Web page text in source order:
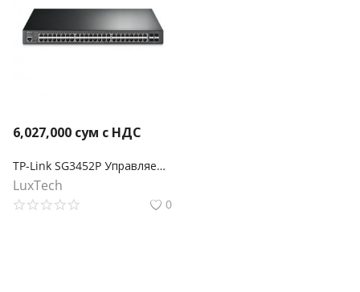
6,027,000 сум с НДС
TP-Link SG3452P Управляемый коммутатор Smart линейки Omada уровня 2+ с 48 гигабитными портами PoE+ и 4 портами SFP
LuxTech
0